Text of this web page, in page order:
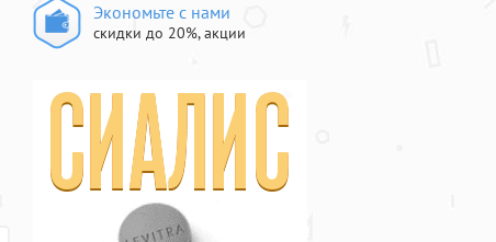
Экономьте с нами
скидки до 20%, акции